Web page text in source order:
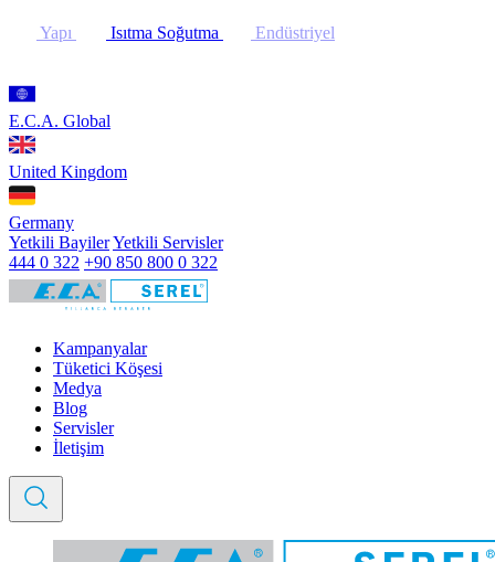
Yapı Isıtma Soğutma Endüstriyel
E.C.A. Global
United Kingdom
Germany
Yetkili BayilerYetkili Servisler
444 0 322 +90 850 800 0 322
Kampanyalar
Tüketici Köşesi
Medya
Blog
Servisler
İletişim